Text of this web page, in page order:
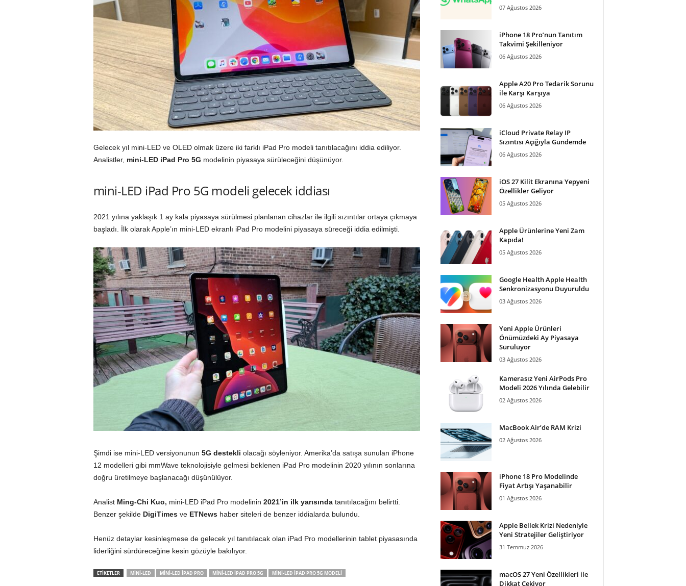
m
a
Gelecek yıl mini-LED ve OLED olmak üzere iki farklı iPad Pro modeli tanıtılacağını iddia ediliyor.
Analistler, mini-LED iPad Pro 5G modelinin piyasaya sürüleceğini düşünüyor.
mini-LED iPad Pro 5G modeli gelecek iddiası
2021 yılına yaklaşık 1 ay kala piyasaya sürülmesi planlanan cihazlar ile ilgili sızıntılar ortaya çıkmaya
başladı. İlk olarak Apple’ın mini-LED ekranlı iPad Pro modelini piyasaya süreceği iddia edilmişti.
Şimdi ise mini-LED versiyonunun 5G destekli olacağı söyleniyor. Amerika’da satışa sunulan iPhone
12 modelleri gibi mmWave teknolojisiyle gelmesi beklenen iPad Pro modelinin 2020 yılının sonlarına
doğru üretilmeye başlanacağı düşünülüyor.
Analist Ming-Chi Kuo, mini-LED iPad Pro modelinin 2021’in ilk yarısındatanıtılacağını belirtti.
Benzer şekilde DigiTimesve ETNewshaber siteleri de benzer iddialarda bulundu.
Henüz detaylar kesinleşmese de gelecek yıl tanıtılacak olan iPad Pro modellerinin tablet piyasasında
liderliğini sürdüreceğine kesin gözüyle bakılıyor.
ETİKETLER MINI-LED MINI-LED IPAD PRO MINI-LED IPAD PRO 5G MINI-LED IPAD PRO 5G MODELI
07 Ağustos 2026
iPhone 18 Pro’nun Tanıtım
Takvimi Şekilleniyor
06 Ağustos 2026
Apple A20 Pro Tedarik Sorunu
ile Karşı Karşıya
06 Ağustos 2026
iCloud Private Relay IP
Sızıntısı Açığıyla Gündemde
06 Ağustos 2026
iOS 27 Kilit Ekranına Yepyeni
Özellikler Geliyor
05 Ağustos 2026
Apple Ürünlerine Yeni Zam
Kapıda!
05 Ağustos 2026
Google Health Apple Health
Senkronizasyonu Duyuruldu
03 Ağustos 2026
Yeni Apple Ürünleri
Önümüzdeki Ay Piyasaya
Sürülüyor
03 Ağustos 2026
Kamerasız Yeni AirPods Pro
Modeli 2026 Yılında Gelebilir
02 Ağustos 2026
MacBook Air’de RAM Krizi
02 Ağustos 2026
iPhone 18 Pro Modelinde
Fiyat Artışı Yaşanabilir
01 Ağustos 2026
Apple Bellek Krizi Nedeniyle
Yeni Stratejiler Geliştiriyor
31 Temmuz 2026
macOS 27 Yeni Özellikleri ile
Dikkat Çekiyor